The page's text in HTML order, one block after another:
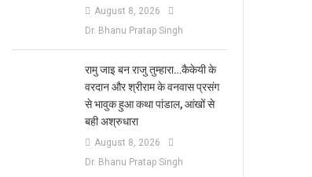
August 8, 2026
Dr. Bhanu Pratap Singh
रामु जाइ बन राजु तुम्हारा…कैकेयी के
वरदान और श्रीराम के वनवास प्रसंग
से भावुक हुआ कथा पांडाल, आंखों से
बही अश्रुधारा
August 8, 2026
Dr. Bhanu Pratap Singh